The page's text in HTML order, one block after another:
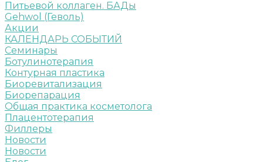
Питьевой коллаген. БАДы
Gehwol (Геволь)
Акции
КАЛЕНДАРЬ СОБЫТИЙ
Семинары
Ботулинотерапия
Контурная пластика
Биоревитализация
Биорепарация
Общая практика косметолога
Плацентотерапия
Филлеры
Новости
Новости